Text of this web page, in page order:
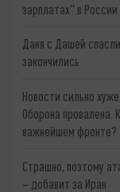
зарплатах" в России
Даня с Дашей
закончились
Новости сильно
Оборона провалена.
важнейшем фронте?
Страшно, поэтому
– добавит за Иран